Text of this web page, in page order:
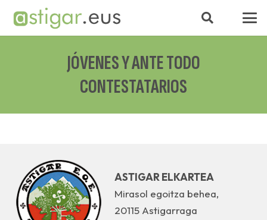
JÓVENES Y ANTE TODO
CONTESTATARIOS
ASTIGAR ELKARTEA
Mirasol egoitza behea,
20115 Astigarraga